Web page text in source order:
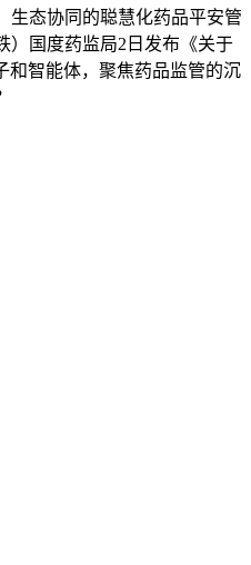
态协同的聪慧化药品平安管
）国度药监局2日发布《关于
和智能体，聚焦药品监管的沉